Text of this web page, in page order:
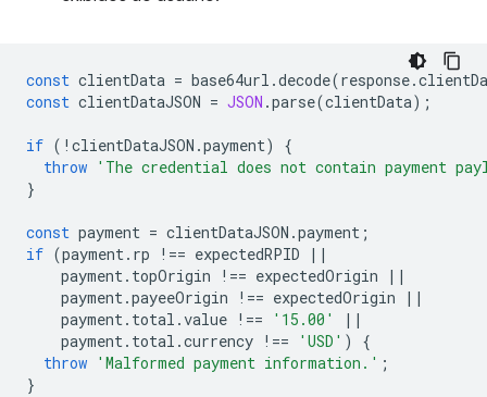
const clientData = base64url .decode(response.
const clientDataJSON = JSON .parse(clientData);
if ( ! clientDataJSON .payment)
{
throw 'The credential does not contain payment
}
const payment = clientDataJSON .payment ;
if (payment. rp !== expectedRPID
||
payment. topOrigin !== expectedOrigin
||
payment.payeeOrigin !== expectedOrigin
||
payment. total .value !== '15.00'
||
payment. total .currency !== 'USD' )
{
throw 'Malformed payment information.' ;
}